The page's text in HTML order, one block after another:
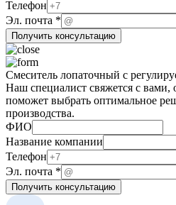
Эл.
компании
ФИО
Телефон
Эл. почта *
Получить консультацию
Смеситель лопаточный с
Наш специалист свяжется с вами,
поможет выбрать оптимальное
производства.
почта
Название
Эл.
ФИО
Название компании
Телефон
Эл. почта *
Получить консультацию